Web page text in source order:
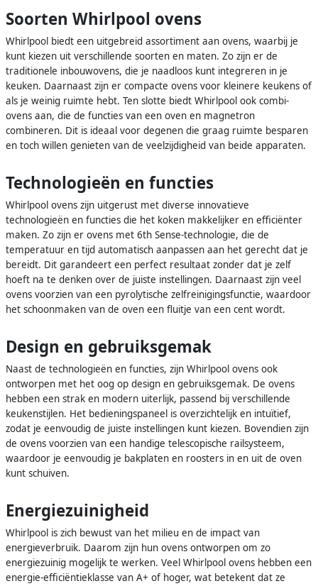
Soorten Whirlpool ovens
Whirlpool biedt een uitgebreid assortiment aan ovens, waarbij je
kunt kiezen uit verschillende soorten en maten. Zo zijn er de
traditionele inbouwovens, die je naadloos kunt integreren in je
keuken. Daarnaast zijn er compacte ovens voor kleinere keukens of
als je weinig ruimte hebt. Ten slotte biedt Whirlpool ook combi-
ovens aan, die de functies van een oven en magnetron
combineren. Dit is ideaal voor degenen die graag ruimte besparen
en toch willen genieten van de veelzijdigheid van beide apparaten.
Technologieën en functies
Whirlpool ovens zijn uitgerust met diverse innovatieve
technologieën en functies die het koken makkelijker en efficiënter
maken. Zo zijn er ovens met 6th Sense-technologie, die de
temperatuur en tijd automatisch aanpassen aan het gerecht dat je
bereidt. Dit garandeert een perfect resultaat zonder dat je zelf
hoeft na te denken over de juiste instellingen. Daarnaast zijn veel
ovens voorzien van een pyrolytische zelfreinigingsfunctie, waardoor
het schoonmaken van de oven een fluitje van een cent wordt.
Design en gebruiksgemak
Naast de technologieën en functies, zijn Whirlpool ovens ook
ontworpen met het oog op design en gebruiksgemak. De ovens
hebben een strak en modern uiterlijk, passend bij verschillende
keukenstijlen. Het bedieningspaneel is overzichtelijk en intuïtief,
zodat je eenvoudig de juiste instellingen kunt kiezen. Bovendien zijn
de ovens voorzien van een handige telescopische railsysteem,
waardoor je eenvoudig je bakplaten en roosters in en uit de oven
kunt schuiven.
Energiezuinigheid
Whirlpool is zich bewust van het milieu en de impact van
energieverbruik. Daarom zijn hun ovens ontworpen om zo
energiezuinig mogelijk te werken. Veel Whirlpool ovens hebben een
energie-efficiëntieklasse van A+ of hoger, wat betekent dat ze